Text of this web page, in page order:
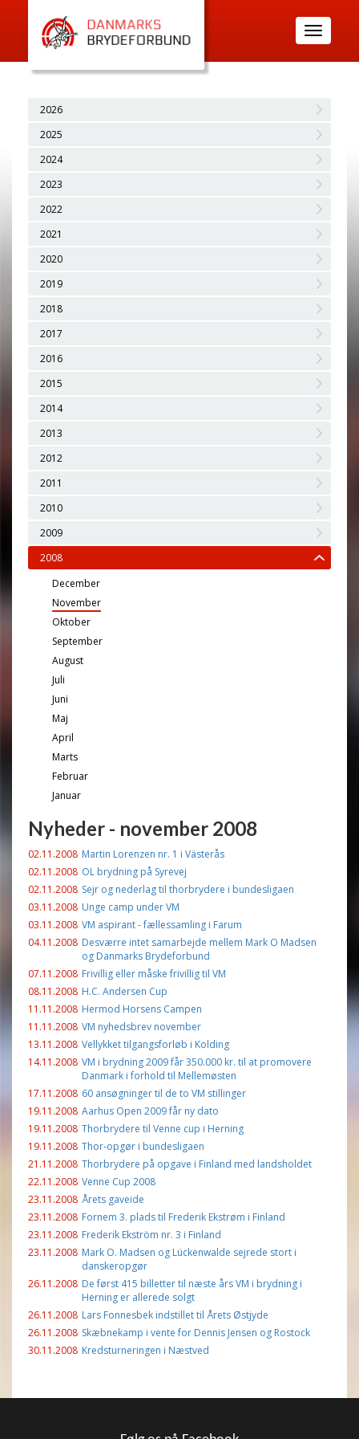
Toggle
navigation
2026
2025
2024
2023
2022
2021
2020
2019
2018
2017
2016
2015
2014
2013
2012
2011
2010
2009
2008
December
November
Oktober
September
August
Juli
Juni
Maj
April
Marts
Februar
Januar
Nyheder - november 2008
02.11.2008 Martin Lorenzen nr. 1 i Västerås
02.11.2008 OL brydning på Syrevej
02.11.2008 Sejr og nederlag til thorbrydere i bundesligaen
03.11.2008 Unge camp under VM
03.11.2008 VM aspirant - fællessamling i Farum
04.11.2008 Desværre intet samarbejde mellem Mark O Madsen
og Danmarks Brydeforbund
07.11.2008 Frivillig eller måske frivillig til VM
08.11.2008 H.C. Andersen Cup
11.11.2008 Hermod Horsens Campen
11.11.2008 VM nyhedsbrev november
13.11.2008 Vellykket tilgangsforløb i Kolding
14.11.2008 VM i brydning 2009 får 350.000 kr. til at promovere
Danmark i forhold til Mellemøsten
17.11.2008 60 ansøgninger til de to VM stillinger
19.11.2008 Aarhus Open 2009 får ny dato
19.11.2008 Thorbrydere til Venne cup i Herning
19.11.2008 Thor-opgør i bundesligaen
21.11.2008 Thorbrydere på opgave i Finland med landsholdet
22.11.2008 Venne Cup 2008
23.11.2008 Årets gaveide
23.11.2008 Fornem 3. plads til Frederik Ekstrøm i Finland
23.11.2008 Frederik Ekström nr. 3 i Finland
23.11.2008 Mark O. Madsen og Lückenwalde sejrede stort i
danskeropgør
26.11.2008 De først 415 billetter til næste års VM i brydning i
Herning er allerede solgt
26.11.2008 Lars Fonnesbek indstillet til Årets Østjyde
26.11.2008 Skæbnekamp i vente for Dennis Jensen og Rostock
30.11.2008 Kredsturneringen i Næstved